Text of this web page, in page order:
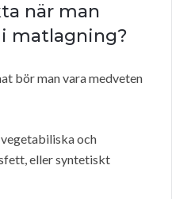
när man
matlagning?
bör man vara medveten
och
eller syntetiskt